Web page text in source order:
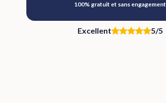
100% gratuit et sans engagement
Excellent 5/5